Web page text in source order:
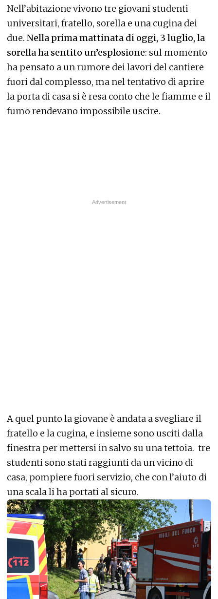
Nell’abitazione vivono tre giovani studenti
universitari, fratello, sorella e una cugina dei
due. Nella prima mattinata di oggi, 3 luglio, la
sorella ha sentito un’esplosione: sul momento
ha pensato a un rumore dei lavori del cantiere
fuori dal complesso, ma nel tentativo di aprire
la porta di casa si è resa conto che le fiamme e il
fumo rendevano impossibile uscire.
A quel punto la giovane è andata a svegliare il
fratello e la cugina, e insieme sono usciti dalla
finestra per mettersi in salvo su una tettoia. tre
studenti sono stati raggiunti da un vicino di
casa, pompiere fuori servizio, che con l’aiuto di
una scala li ha portati al sicuro.